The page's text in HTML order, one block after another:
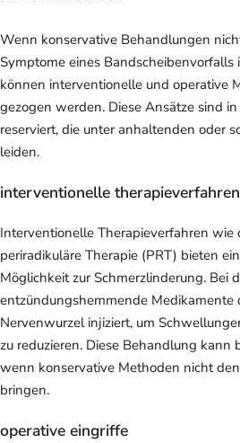
Wenn konservative Behandlungen
Symptome eines Bandscheibenvorfalls
können interventionelle und operative
gezogen werden. Diese Ansätze sind
reserviert, die unter anhaltenden oder
leiden.
interventionelle therapieverfahren
Interventionelle Therapieverfahren wie
periradikuläre Therapie (PRT) bieten
Möglichkeit zur Schmerzlinderung. Bei
entzündungshemmende Medikamente
Nervenwurzel injiziert, um
zu reduzieren. Diese Behandlung kann
wenn konservative Methoden nicht
bringen.
operative eingriffe